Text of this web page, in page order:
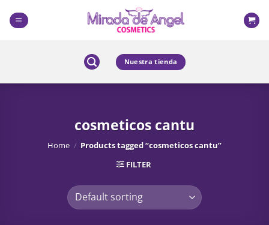
content
Nuestra tienda
cosmeticos cantu
Home / Products tagged “cosmeticos cantu”
FILTER